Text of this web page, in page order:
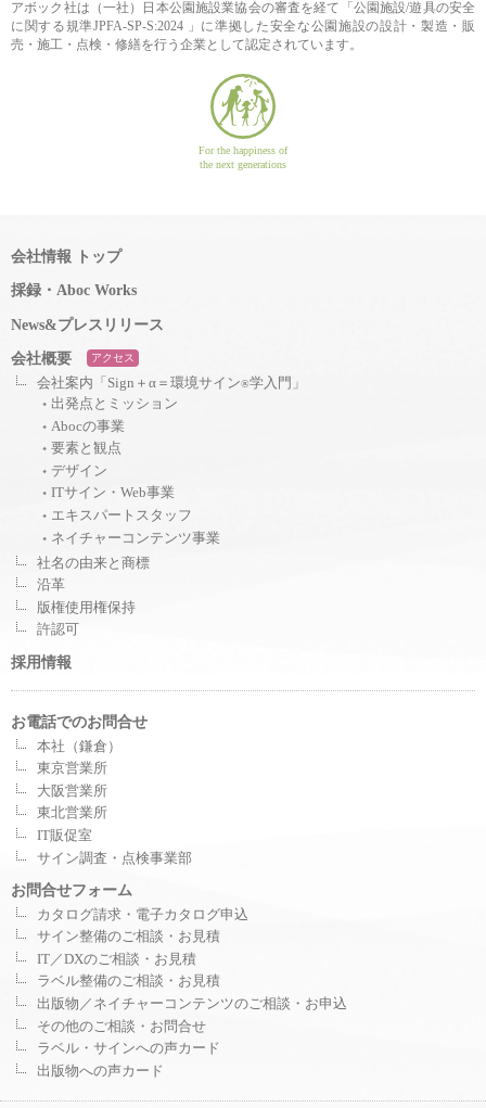
アボック社は（一社）日本公園施設業協会の審査を経て「公園施設/遊具の安全
に関する規準JPFA-SP-S:2024 」に準拠した安全な公園施設の設計・製造・販
売・施工・点検・修繕を行う企業として認定されています。
For the happiness of
the next generations
会社情報 トップ
採録・Aboc Works
News&プレスリリース
会社概要
アクセス
会社案内「Sign＋α＝環境サイン®学入門」
出発点とミッション
Abocの事業
要素と観点
デザイン
ITサイン・Web事業
エキスパートスタッフ
ネイチャーコンテンツ事業
社名の由来と商標
沿革
版権使用権保持
許認可
採用情報
お電話でのお問合せ
本社（鎌倉）
東京営業所
大阪営業所
東北営業所
IT販促室
サイン調査・点検事業部
お問合せフォーム
カタログ請求・電子カタログ申込
サイン整備のご相談・お見積
IT／DXのご相談・お見積
ラベル整備のご相談・お見積
出版物／ネイチャーコンテンツのご相談・お申込
その他のご相談・お問合せ
ラベル・サインへの声カード
出版物への声カード